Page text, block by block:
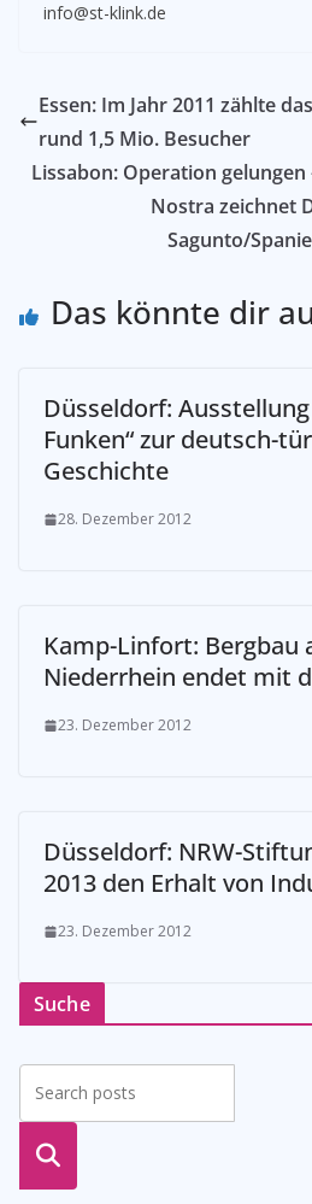
info@st-klink.de
Essen: Im Jahr 2011 zählte
rund 1,5 Mio. Besucher
Lissabon: Operation
Nostra zeichnet
Sagunto/
Das könnte dir
­Düsseldorf:
Funken“ zur deutsch-
Geschichte
28. Dezember 2012
Kamp-Linfort: Bergbau
Niederrhein endet mit
23. Dezember 2012
Düsseldorf: NRW-
2013 den Erhalt von
23. Dezember 2012
Suche
suche